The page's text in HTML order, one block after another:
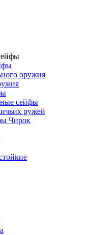
оружия
сейфы
ружей
Чирок